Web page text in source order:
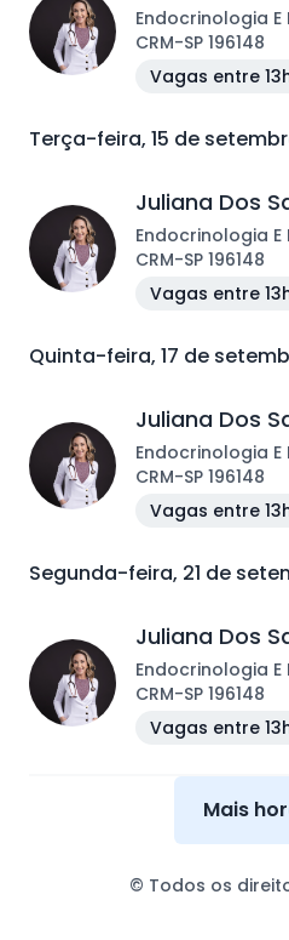
Endocrinologia
CRM-SP 196148
Vagas entre
Terça-feira, 15 de
Juliana Dos
Endocrinologia
CRM-SP 196148
Vagas entre
Quinta-feira, 17 de
Juliana Dos
Endocrinologia
CRM-SP 196148
Vagas entre
Segunda-feira, 21 de
Juliana Dos
Endocrinologia
CRM-SP 196148
Vagas entre
Mais
© Todos os